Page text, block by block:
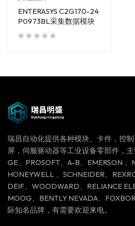
ENTERASYS C2G170-24
P0973BL采集数据模块
瑞昌自动化提供各种模块、卡件，控
屏，伺服驱动器等工业设备零部件，主
GE、PROSOFT、A-B、EMERSON 、
HONEYWELL 、SCHNEIDER、
DEIF、WOODWARD、RELIANCE
MOOG、BENTLY NEVADA、
际知名品牌，有需要欢迎来电。